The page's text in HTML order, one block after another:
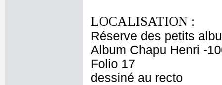
LOCALISATION :
Réserve des petits
Album Chapu Henri -
Folio 17
dessiné au recto